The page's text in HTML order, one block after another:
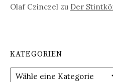
Olaf Czinczel zu Der
KATEGORIEN